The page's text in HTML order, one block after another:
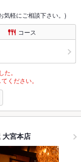
気軽にご相談下さい。)
コース
。
ください。
大宮本店